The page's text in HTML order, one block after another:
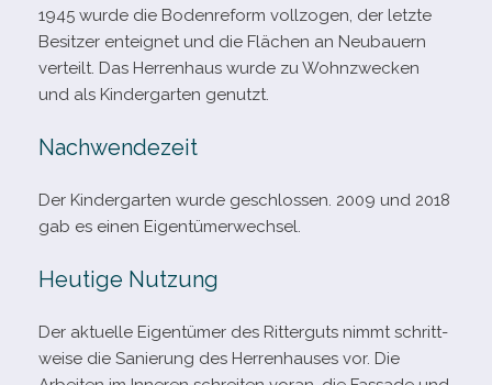
1945 wurde die Bodenreform voll­zo­gen, der letzte
Besitzer ent­eig­net und die Flächen an Neubauern
ver­teilt. Das Herrenhaus wurde zu Wohnzwecken
und als Kindergarten genutzt.
Nachwendezeit
Der Kindergarten wurde geschlos­sen. 2009 und 2018
gab es einen Eigentümerwechsel.
Heutige Nutzung
Der aktu­elle Eigentümer des Ritterguts nimmt schritt­
weise die Sanierung des Herrenhauses vor. Die